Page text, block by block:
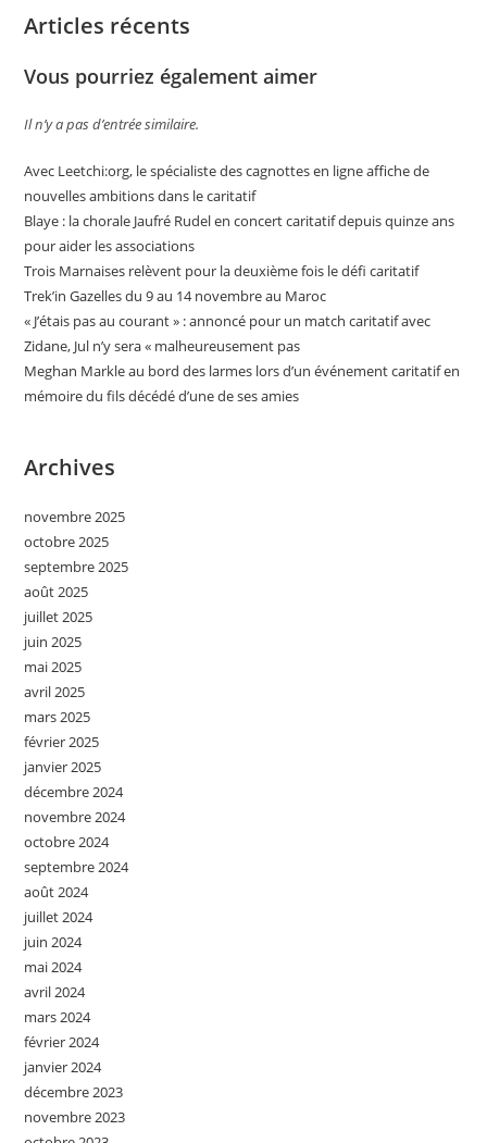
Articles récents
Vous pourriez également aimer
Il n’y a pas d’entrée similaire.
Avec Leetchi:org, le spécialiste des cagnottes en ligne affiche de
nouvelles ambitions dans le caritatif
Blaye : la chorale Jaufré Rudel en concert caritatif depuis quinze ans
pour aider les associations
Trois Marnaises relèvent pour la deuxième fois le défi caritatif
Trek’in Gazelles du 9 au 14 novembre au Maroc
« J’étais pas au courant » : annoncé pour un match caritatif avec
Zidane, Jul n’y sera « malheureusement pas
Meghan Markle au bord des larmes lors d’un événement caritatif en
mémoire du fils décédé d’une de ses amies
Archives
novembre 2025
octobre 2025
septembre 2025
août 2025
juillet 2025
juin 2025
mai 2025
avril 2025
mars 2025
février 2025
janvier 2025
décembre 2024
novembre 2024
octobre 2024
septembre 2024
août 2024
juillet 2024
juin 2024
mai 2024
avril 2024
mars 2024
février 2024
janvier 2024
décembre 2023
novembre 2023